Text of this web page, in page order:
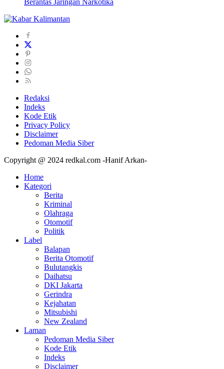
Redaksi
Indeks
Kode Etik
Privacy Policy
Disclaimer
Pedoman Media Siber
Copyright @ 2024 redkal.com -Hanif Arkan-
Home
Kategori
Berita
Kriminal
Olahraga
Otomotif
Politik
Label
Balapan
Berita Otomotif
Bulutangkis
Daihatsu
DKI Jakarta
Gerindra
Kejahatan
Mitsubishi
New Zealand
Laman
Pedoman Media Siber
Kode Etik
Indeks
Disclaimer